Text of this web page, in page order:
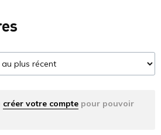
créer votre compte pour pouvoir